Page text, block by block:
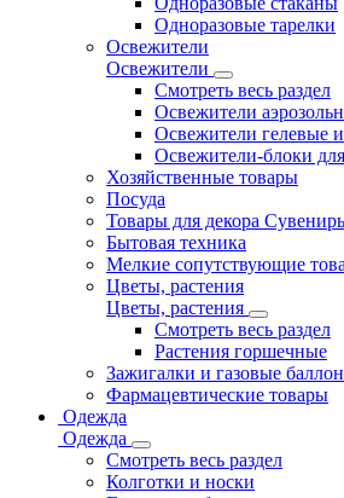
Одноразовые тарелки
Освежители
Освежители
Смотреть весь раздел
Освежители
Освежители гелевые
Освежители-блоки
Хозяйственные товары
Посуда
Товары для декора
Бытовая техника
Мелкие сопутствующие
Цветы, растения
Цветы, растения
Смотреть весь раздел
Растения горшечные
Зажигалки и газовые
Фармацевтические товары
Одежда
Одежда
Смотреть весь раздел
Колготки и носки